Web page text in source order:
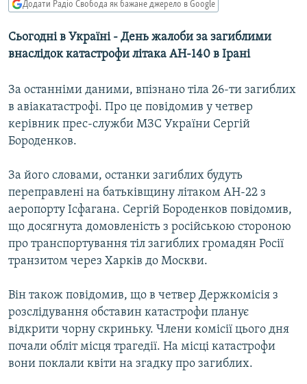
УКРАЇНА
ТИ ЯК?
СХЕМИ
КИТАЙ.ВИКЛИКИ
МУЛЬТИМЕДІА
ФОТО
СПЕЦПРОЄКТИ
КРИМ РЕАЛІЇ
РУС
УКР
КТАТ
Додати Радіо Свобода як бажане джерело в Google
Сьогодні в Українi - День жалоби за загиблими
внаслідок катастрофи літака АН-140 в Ірані
За останніми даними, впiзнано тiла 26-ти загиблих
в авiакатастрофi. Про це повiдомив у четвер
керiвник прес-служби МЗС України Сергій
Бороденков.
За його словами, останки загиблих будуть
переправлені на батькiвщину лiтаком АН-22 з
аеропорту Iсфагана. Сергій Бороденков повiдомив,
що досягнута домовленiсть з росiйською стороною
про транспортування тiл загиблих громадян Росії
транзитом через Харкiв до Москви.
Вiн також повiдомив, що в четвер Держкомiсiя з
розслiдування обставин катастрофи планує
відкрити чорну скриньку. Члени комiсiї цього дня
почали облiт мiсця трагедiї. На мiсцi катастрофи
вони поклали квiти на згадку про загиблих.